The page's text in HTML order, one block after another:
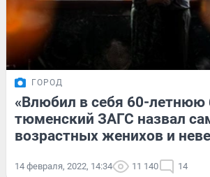
ГОРОД
«Влюбил в себя 60-
тюменский ЗАГС назвал
возрастных женихов и
14 февраля, 2022, 14:34 11 140 14